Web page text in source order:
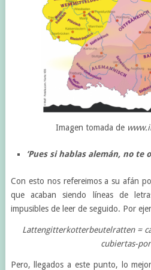
Imagen tomada de
‘Pues si hablas alemán, no te
Con esto nos refereimos a su afán
que acaban siendo líneas de
impusibles de leer de seguido. Por
Lattengitterkotterbeutelratten =
cubiertas-
Pero, llegados a este punto, lo